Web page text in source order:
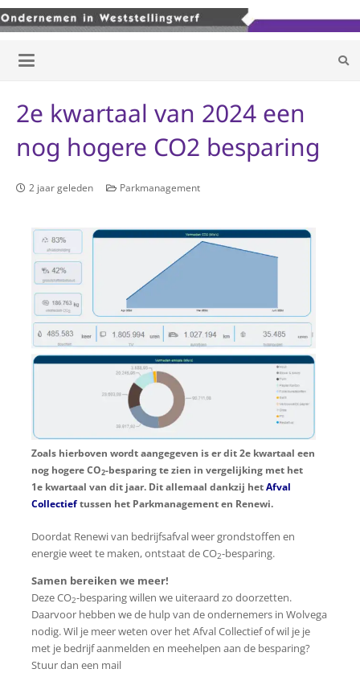
2e kwartaal van 2024 een
nog hogere CO2 besparing
2 jaar geleden Parkmanagement
Zoals hierboven wordt aangegeven is er dit 2e kwartaal een
nog hogere CO2-besparing te zien in vergelijking met het
1e kwartaal van dit jaar. Dit allemaal dankzij hetAfval
Collectieftussen het Parkmanagement en Renewi.
Doordat Renewi van bedrijfsafval weer grondstoffen en
energie weet te maken, ontstaat de CO2-besparing.
Samen bereiken we meer!
Deze CO2-besparing willen we uiteraard zo doorzetten.
Daarvoor hebben we de hulp van de ondernemers in Wolvega
nodig. Wil je meer weten over het Afval Collectief of wil je je
met je bedrijf aanmelden en meehelpen aan de besparing?
Stuur dan een mail